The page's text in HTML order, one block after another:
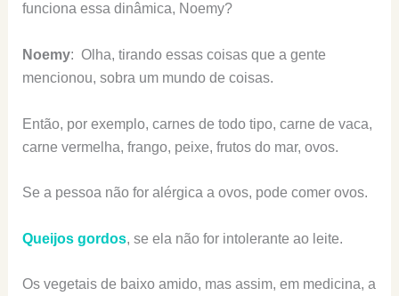
funciona essa dinâmica, Noemy?
Noemy: Olha, tirando essas coisas que a gente
mencionou, sobra um mundo de coisas.
Então, por exemplo, carnes de todo tipo, carne de vaca,
carne vermelha, frango, peixe, frutos do mar, ovos.
Se a pessoa não for alérgica a ovos, pode comer ovos.
Queijos gordos, se ela não for intolerante ao leite.
Os vegetais de baixo amido, mas assim, em medicina, a